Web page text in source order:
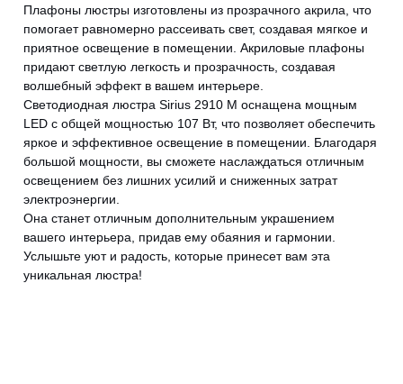
Плафоны люстры изготовлены из прозрачного акрила, что
помогает равномерно рассеивать свет, создавая мягкое и
приятное освещение в помещении. Акриловые плафоны
придают светлую легкость и прозрачность, создавая
волшебный эффект в вашем интерьере.
Светодиодная люстра Sirius 2910 M оснащена мощным
LED с общей мощностью 107 Вт, что позволяет обеспечить
яркое и эффективное освещение в помещении. Благодаря
большой мощности, вы сможете наслаждаться отличным
освещением без лишних усилий и сниженных затрат
электроэнергии.
Она станет отличным дополнительным украшением
вашего интерьера, придав ему обаяния и гармонии.
Услышьте уют и радость, которые принесет вам эта
уникальная люстра!
OK
CANCEL